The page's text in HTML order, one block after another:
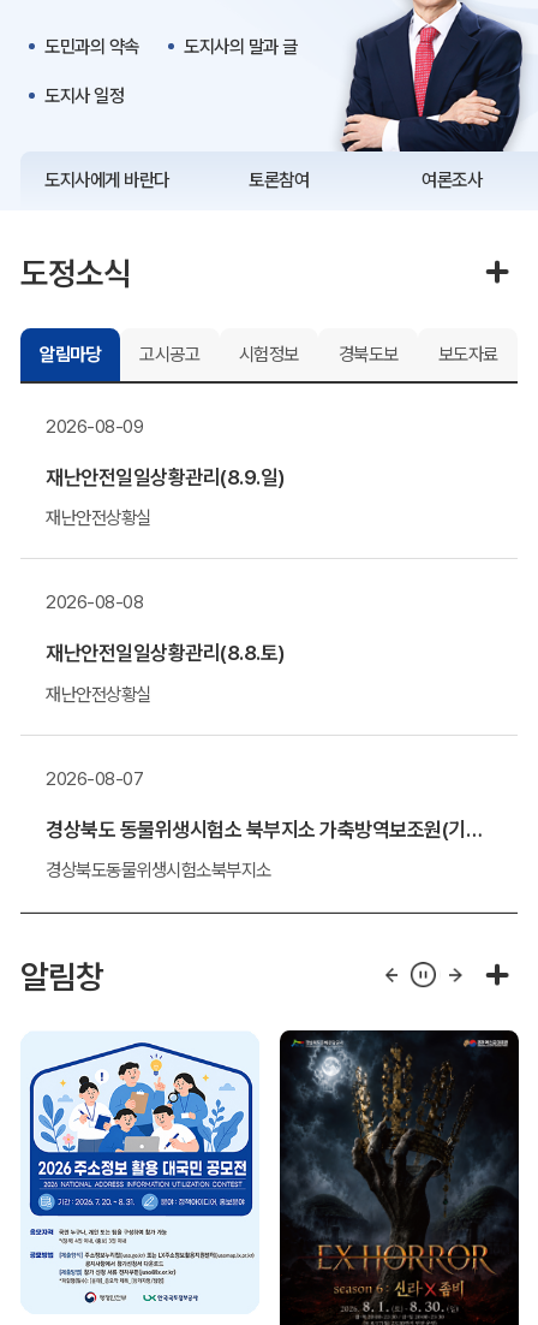
정보공개
도민과의 약속 도지사의 말과 글
도지사 일정
도지사에게 바란다 토론참여 여론조사
도정소식
알림마당 고시공고 시험정보 경북도보 보도자료
2026-08-09
재난안전일일상황관리(8.9.일)
재난안전상황실
2026-08-08
재난안전일일상황관리(8.8.토)
재난안전상황실
2026-08-07
경상북도 동물위생시험소 북부지소 가축방역보조원(기간제 근로자) 채용 알림
경상북도동물위생시험소북부지소
알림창